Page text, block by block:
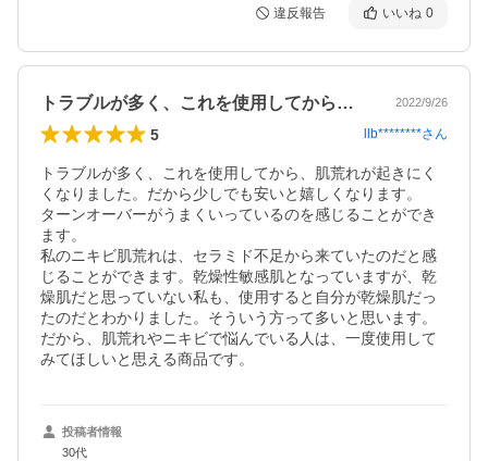
違反報告 いいね 0
トラブルが多く、これを使用してから、肌… 2022/9/26
5 llb********さん
トラブルが多く、これを使用してから、肌荒れが起きにく
くなりました。だから少しでも安いと嬉しくなります。
ターンオーバーがうまくいっているのを感じることができ
ます。
私のニキビ肌荒れは、セラミド不足から来ていたのだと感
じることができます。乾燥性敏感肌となっていますが、乾
燥肌だと思っていない私も、使用すると自分が乾燥肌だっ
たのだとわかりました。そういう方って多いと思います。
だから、肌荒れやニキビで悩んでいる人は、一度使用して
みてほしいと思える商品です。
投稿者情報
30代